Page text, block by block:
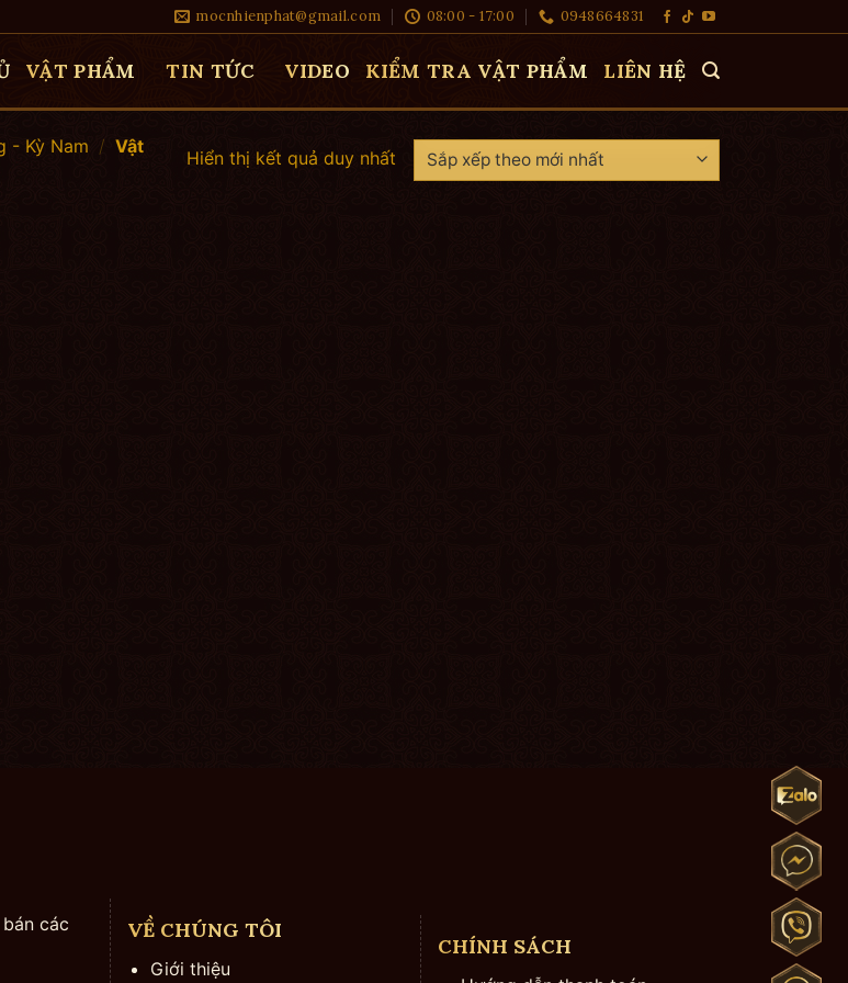
mocnhienphat@gmail.com 08:00 - 17:00 0948664831
VẬT PHẨM TIN TỨC VIDEO KIỂM TRA VẬT PHẨM LIÊN HỆ
- Kỳ Nam / Vật
Hiển thị kết quả duy nhất
các
VỀ CHÚNG TÔI
Giới thiệu
CHÍNH SÁCH